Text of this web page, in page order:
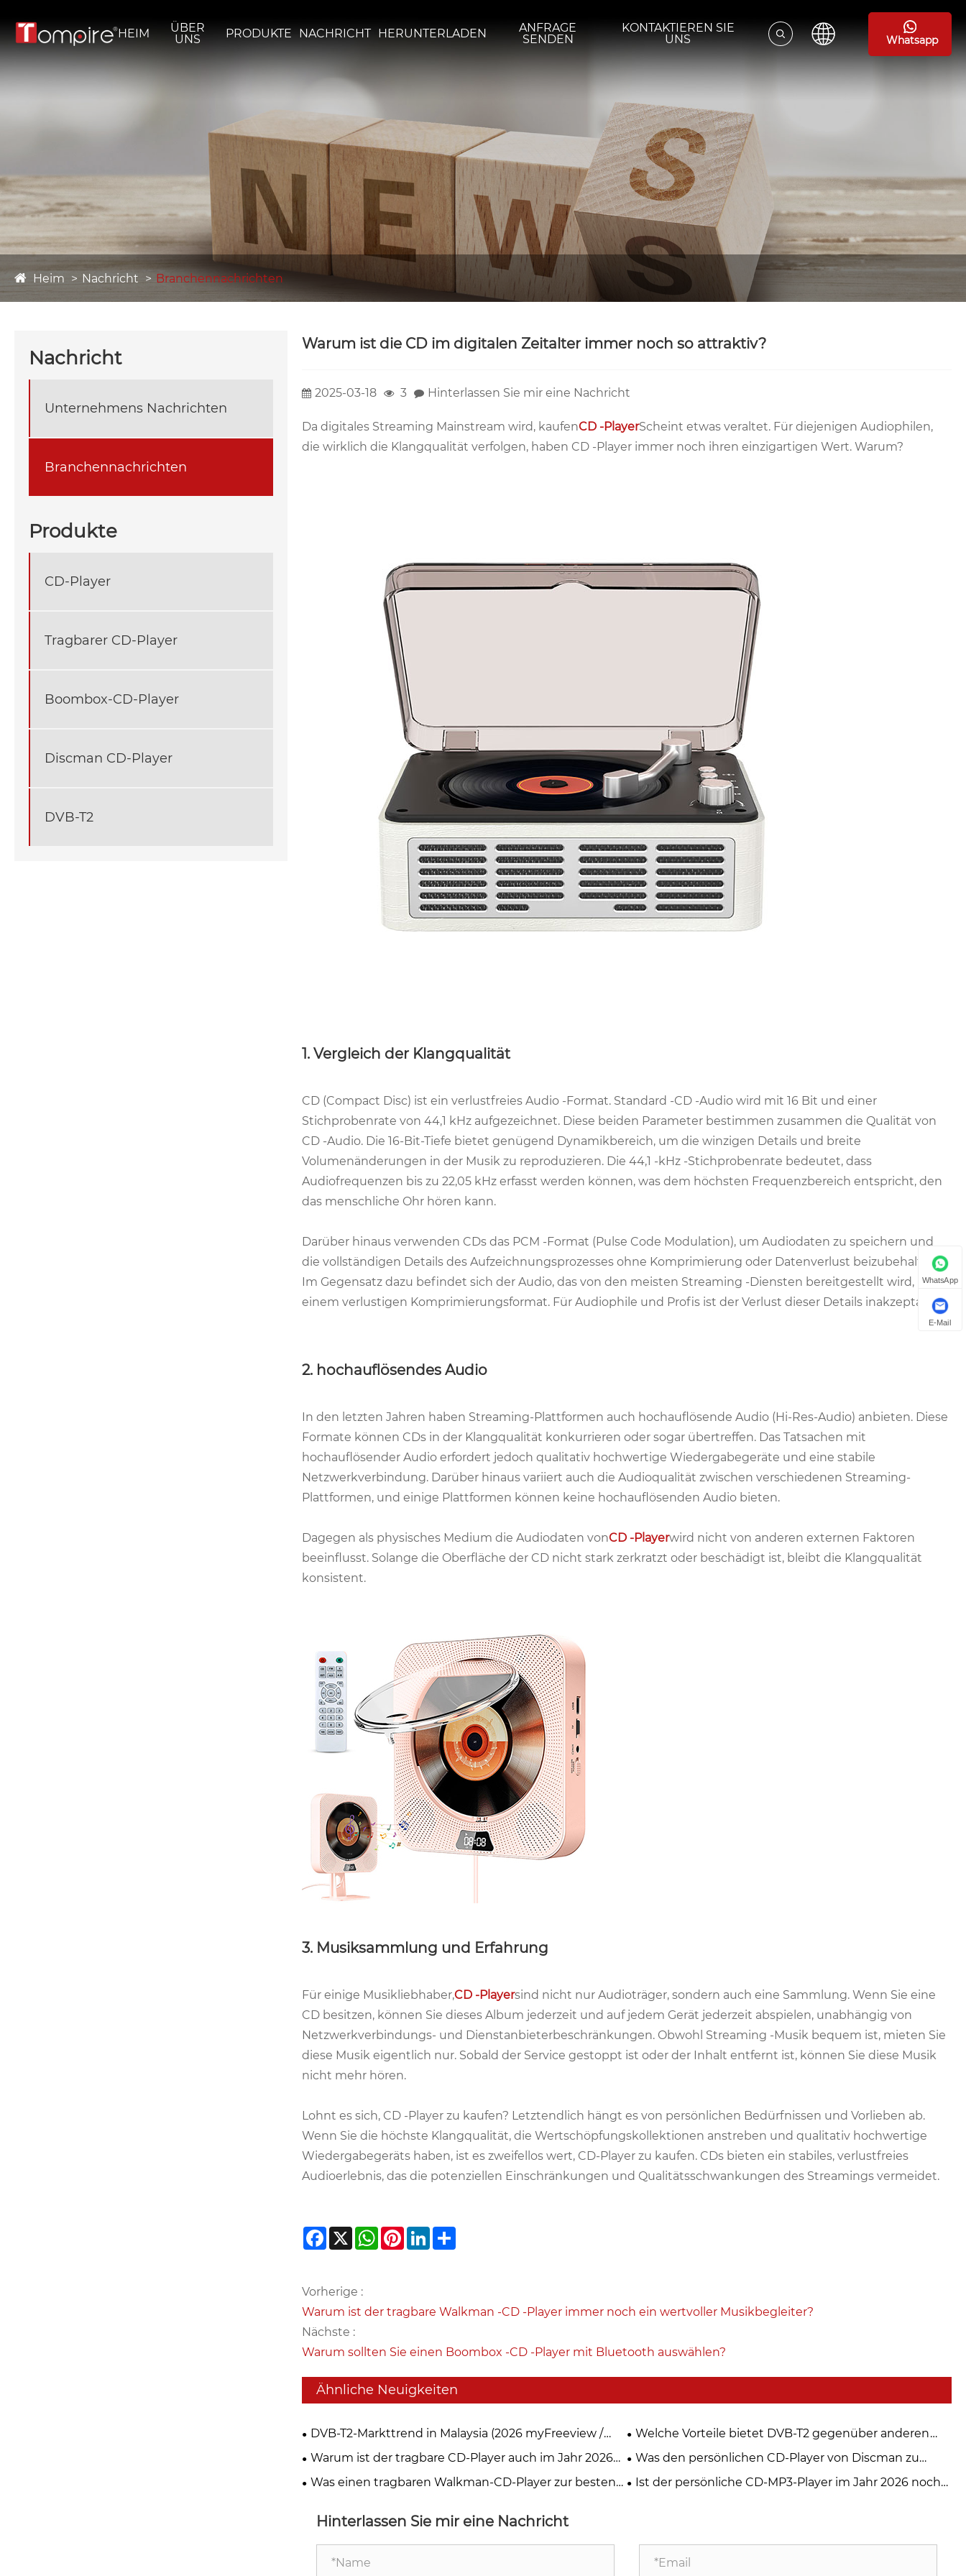
HEIM
ÜBER
UNS
PRODUKTE NACHRICHT HERUNTERLADEN
ANFRAGE
SENDEN
KONTAKTIEREN SIE
UNS
Whatsapp
Heim Nachricht Branchennachrichten
Nachricht
Unternehmens Nachrichten
Branchennachrichten
Produkte
CD-Player
Tragbarer CD-Player
Boombox-CD-Player
Discman CD-Player
DVB-T2
Warum ist die CD im digitalen Zeitalter immer noch so attraktiv?
2025-03-18 3 Hinterlassen Sie mir eine Nachricht
Da digitales Streaming Mainstream wird, kaufenCD -PlayerScheint etwas veraltet. Für diejenigen Audiophilen,
die wirklich die Klangqualität verfolgen, haben CD -Player immer noch ihren einzigartigen Wert. Warum?
1. Vergleich der Klangqualität
CD (Compact Disc) ist ein verlustfreies Audio -Format. Standard -CD -Audio wird mit 16 Bit und einer
Stichprobenrate von 44,1 kHz aufgezeichnet. Diese beiden Parameter bestimmen zusammen die Qualität von
CD -Audio. Die 16-Bit-Tiefe bietet genügend Dynamikbereich, um die winzigen Details und breite
Volumenänderungen in der Musik zu reproduzieren. Die 44,1 -kHz -Stichprobenrate bedeutet, dass
Audiofrequenzen bis zu 22,05 kHz erfasst werden können, was dem höchsten Frequenzbereich entspricht, den
das menschliche Ohr hören kann.
Darüber hinaus verwenden CDs das PCM -Format (Pulse Code Modulation), um Audiodaten zu speichern und
die vollständigen Details des Aufzeichnungsprozesses ohne Komprimierung oder Datenverlust beizubehalten.
Im Gegensatz dazu befindet sich der Audio, das von den meisten Streaming -Diensten bereitgestellt wird, in
einem verlustigen Komprimierungsformat. Für Audiophile und Profis ist der Verlust dieser Details inakzeptabel.
2. hochauflösendes Audio
In den letzten Jahren haben Streaming-Plattformen auch hochauflösende Audio (Hi-Res-Audio) anbieten. Diese
Formate können CDs in der Klangqualität konkurrieren oder sogar übertreffen. Das Tatsachen mit
hochauflösender Audio erfordert jedoch qualitativ hochwertige Wiedergabegeräte und eine stabile
Netzwerkverbindung. Darüber hinaus variiert auch die Audioqualität zwischen verschiedenen Streaming-
Plattformen, und einige Plattformen können keine hochauflösenden Audio bieten.
Dagegen als physisches Medium die Audiodaten vonCD -Playerwird nicht von anderen externen Faktoren
beeinflusst. Solange die Oberfläche der CD nicht stark zerkratzt oder beschädigt ist, bleibt die Klangqualität
konsistent.
3. Musiksammlung und Erfahrung
Für einige Musikliebhaber,CD -Playersind nicht nur Audioträger, sondern auch eine Sammlung. Wenn Sie eine
CD besitzen, können Sie dieses Album jederzeit und auf jedem Gerät jederzeit abspielen, unabhängig von
Netzwerkverbindungs- und Dienstanbieterbeschränkungen. Obwohl Streaming -Musik bequem ist, mieten Sie
diese Musik eigentlich nur. Sobald der Service gestoppt ist oder der Inhalt entfernt ist, können Sie diese Musik
nicht mehr hören.
Lohnt es sich, CD -Player zu kaufen? Letztendlich hängt es von persönlichen Bedürfnissen und Vorlieben ab.
Wenn Sie die höchste Klangqualität, die Wertschöpfungskollektionen anstreben und qualitativ hochwertige
Wiedergabegeräts haben, ist es zweifellos wert, CD-Player zu kaufen. CDs bieten ein stabiles, verlustfreies
Audioerlebnis, das die potenziellen Einschränkungen und Qualitätsschwankungen des Streamings vermeidet.
Facebook
X WhatsApp
PinterestLinkedIn
Vorherige :
Warum ist der tragbare Walkman -CD -Player immer noch ein wertvoller Musikbegleiter?
Nächste :
Warum sollten Sie einen Boombox -CD -Player mit Bluetooth auswählen?
Ähnliche Neuigkeiten
DVB-T2-Markttrend in Malaysia (2026 myFreeview /
MYTV)
Welche Vorteile bietet DVB-T2 gegenüber anderen
digitalen TV-Standards?
Warum ist der tragbare CD-Player auch im Jahr 2026
immer noch die erste Wahl für Musikliebhaber?
Was den persönlichen CD-Player von Discman zu
einem Muss für Musikliebhaber macht
Was einen tragbaren Walkman-CD-Player zur besten
Ist der persönliche CD-MP3-Player im Jahr 2026 noch
Hinterlassen Sie mir eine Nachricht
WhatsApp
E-Mail